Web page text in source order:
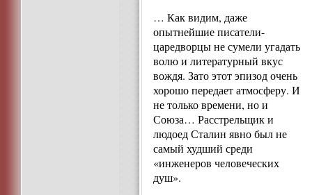
… Как видим, даже
опытнейшие писатели-
царедворцы не сумели угадать
волю и литературный вкус
вождя. Зато этот эпизод очень
хорошо передает атмосферу. И
не только времени, но и
Союза… Расстрельщик и
людоед Сталин явно был не
самый худший среди
«инженеров человеческих
душ».